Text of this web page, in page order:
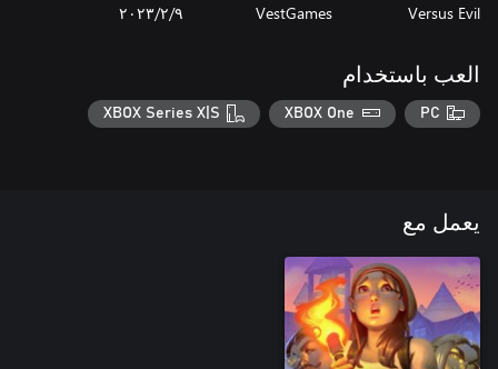
Versus Evil
VestGames ٩‏/٢‏/٢٠٢٣
العب باستخدام
PC
XBOX One
XBOX Series X|S
يعمل مع